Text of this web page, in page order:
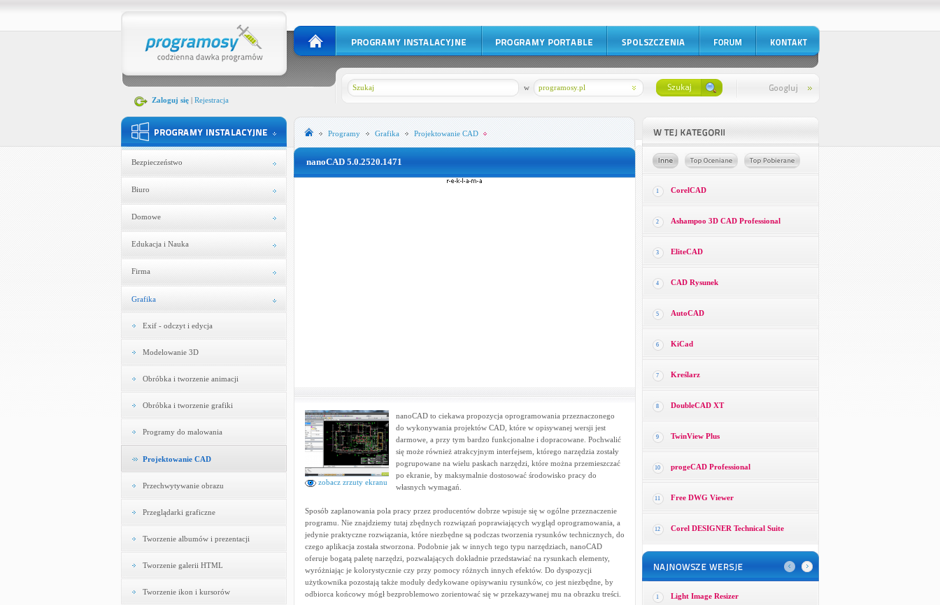
Zaloguj się| Rejestracja
programosy.pl
w
Bezpieczeństwo
Biuro
Domowe
Edukacja i Nauka
Firma
Grafika
Exif - odczyt i edycja
Modelowanie 3D
Obróbka i tworzenie animacji
Obróbka i tworzenie grafiki
Programy do malowania
Projektowanie CAD
Przechwytywanie obrazu
Przeglądarki graficzne
Tworzenie albumów i prezentacji
Tworzenie galerii HTML
Tworzenie ikon i kursorów
Programy Grafika Projektowanie CAD
nanoCAD 5.0.2520.1471
zobacz zrzuty ekranu
nanoCAD to ciekawa propozycja oprogramowania przeznaczonego
do wykonywania projektów CAD, które w opisywanej wersji jest
darmowe, a przy tym bardzo funkcjonalne i dopracowane. Pochwalić
się może również atrakcyjnym interfejsem, którego narzędzia zostały
pogrupowane na wielu paskach narzędzi, które można przemieszczać
po ekranie, by maksymalnie dostosować środowisko pracy do
własnych wymagań.
Sposób zaplanowania pola pracy przez producentów dobrze wpisuje się w ogólne przeznaczenie
programu. Nie znajdziemy tutaj zbędnych rozwiązań poprawiających wygląd oprogramowania, a
jedynie praktyczne rozwiązania, które niezbędne są podczas tworzenia rysunków technicznych, do
czego aplikacja została stworzona. Podobnie jak w innych tego typu narzędziach, nanoCAD
oferuje bogatą paletę narzędzi, pozwalających dokładnie przedstawiać na rysunkach elementy,
wyróżniając je kolorystycznie czy przy pomocy różnych innych efektów. Do dyspozycji
użytkownika pozostają także moduły dedykowane opisywaniu rysunków, co jest niezbędne, by
odbiorca końcowy mógł bezproblemowo zorientować się w przekazywanej mu na obrazku treści.
1 CorelCAD
2 Ashampoo 3D CAD Professional
3 EliteCAD
4 CAD Rysunek
5 AutoCAD
6 KiCad
7 Kreślarz
8 DoubleCAD XT
9 TwinView Plus
10 progeCAD Professional
11 Free DWG Viewer
12 Corel DESIGNER Technical Suite
1 Light Image Resizer